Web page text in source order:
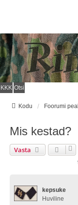
KKK Otsi
Kodu Foorumi
Mis kestad?
Vasta
kepsuke
Huviline